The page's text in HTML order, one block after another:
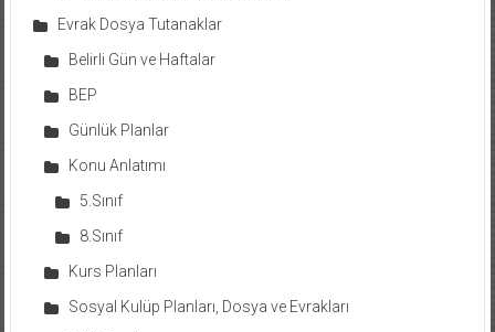
Evrak Dosya Tutanaklar
Belirli Gün ve Haftalar
BEP
Günlük Planlar
Konu Anlatımı
5.Sınıf
8.Sınıf
Kurs Planları
Sosyal Kulüp Planları, Dosya ve Evrakları